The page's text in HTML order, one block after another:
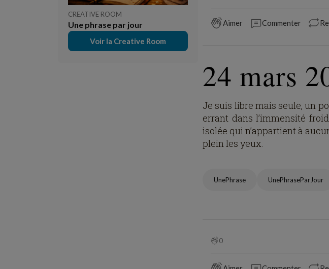
CREATIVE ROOM
Une phrase par jour
Voir la Creative Room
Aimer Commenter
24 mars
Je suis libre mais seule, un
errant dans l’immensité
isolée qui n’appartient à
plein les yeux.
UnePhrase UnePhraseParJour
0